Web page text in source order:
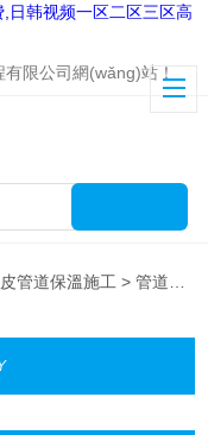
日韩视频一区二区三区高
公司網(wǎng)站！
管道保溫施工 > 管道保溫安裝